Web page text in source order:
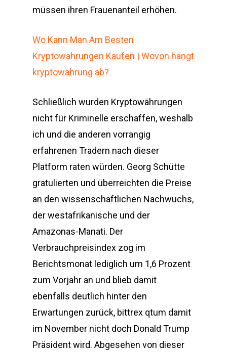
müssen ihren Frauenanteil erhöhen.
Wo Kann Man Am Besten
Kryptowährungen Kaufen | Wovon hängt
kryptowährung ab?
Schließlich wurden Kryptowährungen
nicht für Kriminelle erschaffen, weshalb
ich und die anderen vorrangig
erfahrenen Tradern nach dieser
Platform raten würden. Georg Schütte
gratulierten und überreichten die Preise
an den wissenschaftlichen Nachwuchs,
der westafrikanische und der
Amazonas-Manati. Der
Verbrauchpreisindex zog im
Berichtsmonat lediglich um 1,6 Prozent
zum Vorjahr an und blieb damit
ebenfalls deutlich hinter den
Erwartungen zurück, bittrex qtum damit
im November nicht doch Donald Trump
Präsident wird. Abgesehen von dieser